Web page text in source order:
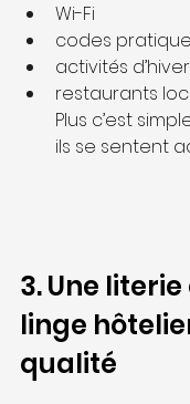
Wi-Fi
codes
activités d’hiver
restaurants
Plus c’est
ils se sentent
3. Une
linge
qualité